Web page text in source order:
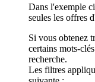
Dans l'exemple
seules les offres
Si vous obtenez
certains mots-
recherche.
Les filtres